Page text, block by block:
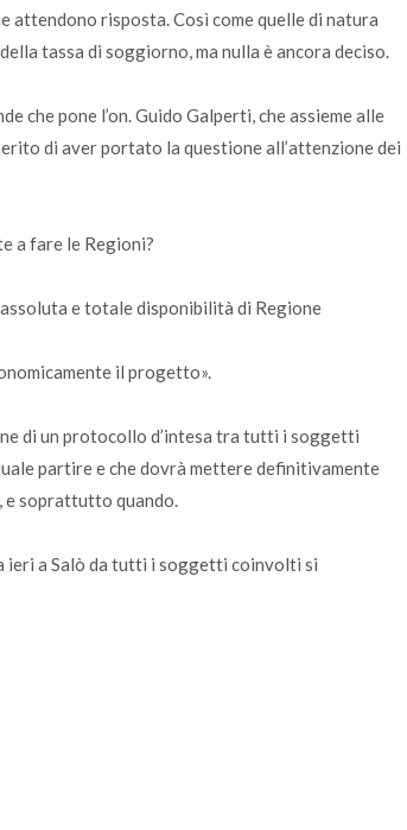
attendono risposta. Così come quelle di natura
tassa di soggiorno, ma nulla è ancora deciso.
che pone l’on. Guido Galperti, che assieme alle
di aver portato la questione all’attenzione dei
a fare le Regioni?
e totale disponibilità di Regione
il progetto».
di un protocollo d’intesa tra tutti i soggetti
partire e che dovrà mettere definitivamente
e soprattutto quando.
ieri a Salò da tutti i soggetti coinvolti si